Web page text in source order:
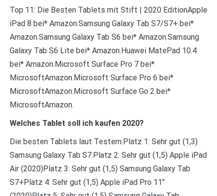
Top 11: Die Besten Tablets mit Stift | 2020 EditionApple
iPad 8 bei* Amazon.Samsung Galaxy Tab S7/S7+ bei*
Amazon.Samsung Galaxy Tab S6 bei* Amazon.Samsung
Galaxy Tab S6 Lite bei* Amazon.Huawei MatePad 10.4
bei* Amazon.Microsoft Surface Pro 7 bei*
MicrosoftAmazon.Microsoft Surface Pro 6 bei*
MicrosoftAmazon.Microsoft Surface Go 2 bei*
MicrosoftAmazon.
Welches Tablet soll ich kaufen 2020?
Die besten Tablets laut Testern:Platz 1: Sehr gut (1,3)
Samsung Galaxy Tab S7.Platz 2: Sehr gut (1,5) Apple iPad
Air (2020)Platz 3: Sehr gut (1,5) Samsung Galaxy Tab
S7+Platz 4: Sehr gut (1,5) Apple iPad Pro 11″